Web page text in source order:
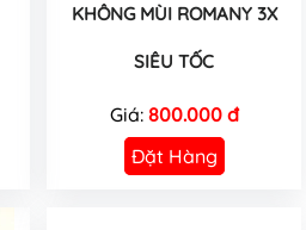
KHÔNG MÙI ROMANY 3X
SIÊU TỐC
Giá: 800.000 đ
Đặt Hàng